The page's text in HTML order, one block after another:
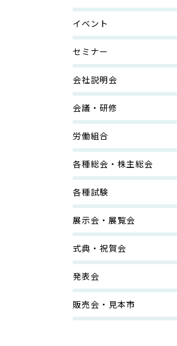
イベント
セミナー
会社説明会
会議・研修
労働組合
各種総会・株主総会
各種試験
展示会・展覧会
式典・祝賀会
発表会
販売会・見本市